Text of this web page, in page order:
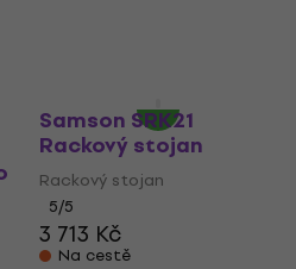
Samson SRK21
Rackový stojan
Rackový stojan
5/5
3 713 Kč
Na cestě